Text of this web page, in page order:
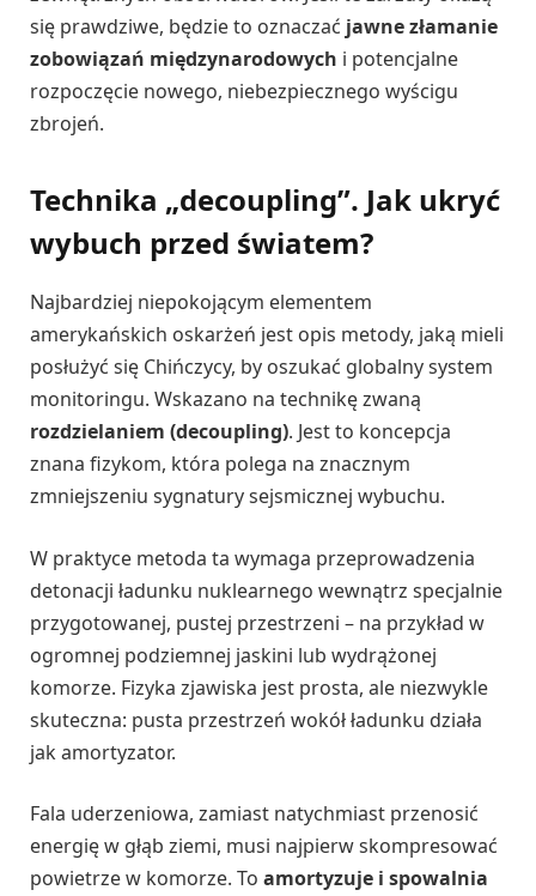
się prawdziwe, będzie to oznaczać jawne złamanie
zobowiązań międzynarodowych i potencjalne
rozpoczęcie nowego, niebezpiecznego wyścigu
zbrojeń.
Technika „decoupling”. Jak ukryć
wybuch przed światem?
Najbardziej niepokojącym elementem
amerykańskich oskarżeń jest opis metody, jaką mieli
posłużyć się Chińczycy, by oszukać globalny system
monitoringu. Wskazano na technikę zwaną
rozdzielaniem (decoupling). Jest to koncepcja
znana fizykom, która polega na znacznym
zmniejszeniu sygnatury sejsmicznej wybuchu.
W praktyce metoda ta wymaga przeprowadzenia
detonacji ładunku nuklearnego wewnątrz specjalnie
przygotowanej, pustej przestrzeni – na przykład w
ogromnej podziemnej jaskini lub wydrążonej
komorze. Fizyka zjawiska jest prosta, ale niezwykle
skuteczna: pusta przestrzeń wokół ładunku działa
jak amortyzator.
Fala uderzeniowa, zamiast natychmiast przenosić
energię w głąb ziemi, musi najpierw skompresować
powietrze w komorze. To amortyzuje i spowalnia